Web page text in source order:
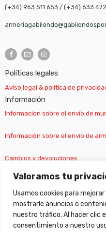
Valoramos tu
Usamos cookies para
mostrarle anuncios o
nuestro tráfico. Al hacer clic
consentimiento a nuestro
(+34) 963 511 653 / (+34) 633
Políticas legales
Aviso legal & política de
Información
Informacion sobre el envío de
Información sobre el envío de
Cambios y devoluciones